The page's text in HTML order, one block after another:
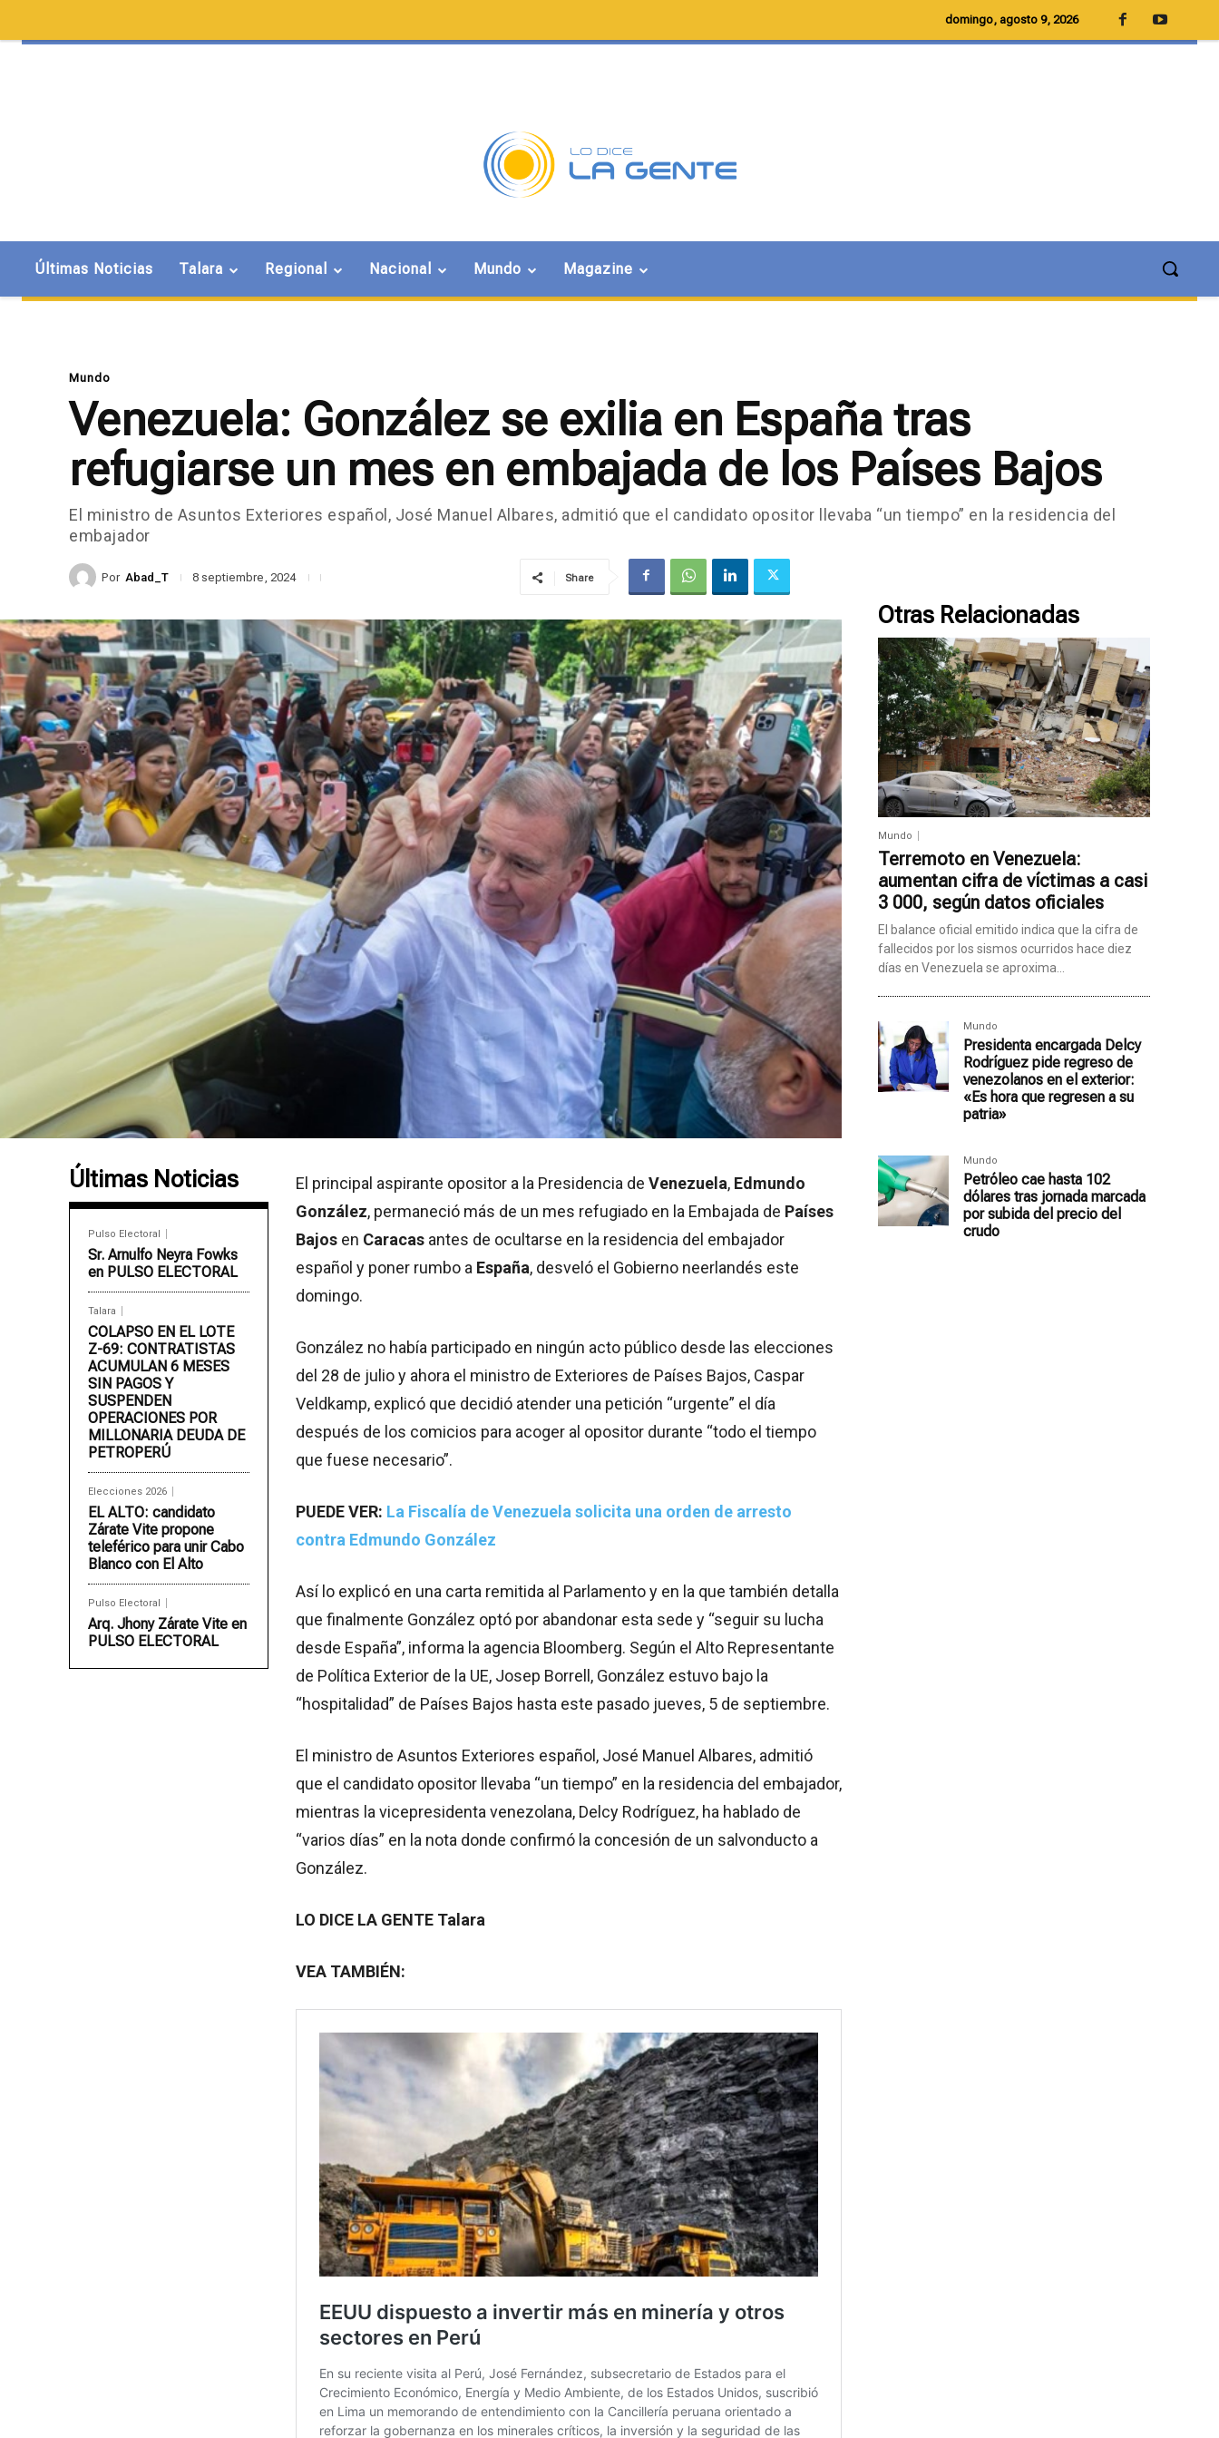
domingo, agosto 9, 2026
Últimas Noticias Talara Regional Nacional Mundo Magazine
Mundo
Venezuela: González se exilia en España tras
refugiarse un mes en embajada de los Países Bajos
El ministro de Asuntos Exteriores español, José Manuel Albares, admitió que el candidato opositor llevaba “un tiempo” en la residencia del
embajador
Por Abad_T 8 septiembre, 2024 Share
Últimas Noticias
Pulso Electoral
Sr. Arnulfo Neyra Fowks
en PULSO ELECTORAL
Talara
COLAPSO EN EL LOTE
Z-69: CONTRATISTAS
ACUMULAN 6 MESES
SIN PAGOS Y
SUSPENDEN
OPERACIONES POR
MILLONARIA DEUDA DE
PETROPERÚ
Elecciones 2026
EL ALTO: candidato
Zárate Vite propone
teleférico para unir Cabo
Blanco con El Alto
Pulso Electoral
Arq. Jhony Zárate Vite en
PULSO ELECTORAL
El principal aspirante opositor a la Presidencia de Venezuela, Edmundo
González, permaneció más de un mes refugiado en la Embajada de Países
Bajos en Caracas antes de ocultarse en la residencia del embajador
español y poner rumbo a España, desveló el Gobierno neerlandés este
domingo.
González no había participado en ningún acto público desde las elecciones
del 28 de julio y ahora el ministro de Exteriores de Países Bajos, Caspar
Veldkamp, explicó que decidió atender una petición “urgente” el día
después de los comicios para acoger al opositor durante “todo el tiempo
que fuese necesario”.
PUEDE VER: La Fiscalía de Venezuela solicita una orden de arresto
contra Edmundo González
Así lo explicó en una carta remitida al Parlamento y en la que también detalla
que finalmente González optó por abandonar esta sede y “seguir su lucha
desde España”, informa la agencia Bloomberg. Según el Alto Representante
de Política Exterior de la UE, Josep Borrell, González estuvo bajo la
“hospitalidad” de Países Bajos hasta este pasado jueves, 5 de septiembre.
El ministro de Asuntos Exteriores español, José Manuel Albares, admitió
que el candidato opositor llevaba “un tiempo” en la residencia del embajador,
mientras la vicepresidenta venezolana, Delcy Rodríguez, ha hablado de
“varios días” en la nota donde confirmó la concesión de un salvonducto a
González.
LO DICE LA GENTE Talara
VEA TAMBIÉN:
Otras Relacionadas
Mundo
Terremoto en Venezuela:
aumentan cifra de víctimas a casi
3 000, según datos oficiales
El balance oficial emitido indica que la cifra de
fallecidos por los sismos ocurridos hace diez
días en Venezuela se aproxima...
Mundo
Presidenta encargada Delcy
Rodríguez pide regreso de
venezolanos en el exterior:
«Es hora que regresen a su
patria»
Mundo
Petróleo cae hasta 102
dólares tras jornada marcada
por subida del precio del
crudo